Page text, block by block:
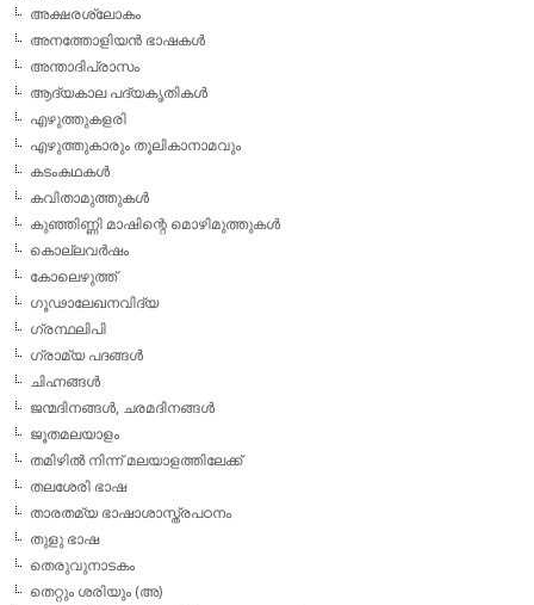
അക്ഷരശ്ലോകം
അനത്തോളിയന്‍ ഭാഷകള്‍
അന്താദിപ്രാസം
ആദ്യകാല പദ്യകൃതികള്‍
എഴുത്തുകളരി
എഴുത്തുകാരും തൂലികാനാമവും
കടംകഥകള്‍
കവിതാമുത്തുകള്‍
കുഞ്ഞിണ്ണി മാഷിന്റെ മൊഴിമുത്തുകള്‍
കൊല്ലവര്‍ഷം
കോലെഴുത്ത്
ഗൂഢാലേഖനവിദ്യ
ഗ്രന്ഥലിപി
ഗ്രാമ്യ പദങ്ങള്‍
ചിഹ്നങ്ങള്‍
ജന്മദിനങ്ങള്‍, ചരമദിനങ്ങള്‍
ജൂതമലയാളം
തമിഴില്‍ നിന്ന് മലയാളത്തിലേക്ക്
തലശേരി ഭാഷ
താരതമ്യ ഭാഷാശാസ്ത്രപഠനം
തുളു ഭാഷ
തെരുവുനാടകം
തെറ്റും ശരിയും (അ)